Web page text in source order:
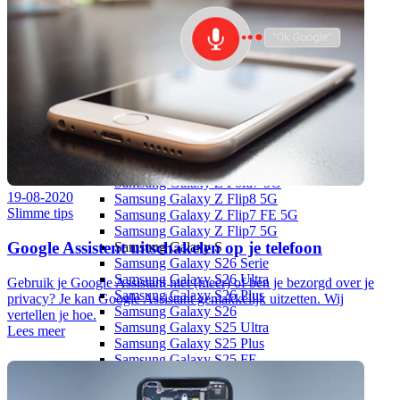
Apple iPhone 14
Apple iPhone 13
Apple iPhone 13
Apple iPhone 15 (Refurbished)
Apple iPhone 13 Pro (Refurbished)
Apple iPhone 13 (Refurbished)
Samsung
Samsung Galaxy Z
Samsung Galaxy Z Fold8 Ultra 5G
Samsung Galaxy Z Fold8 5G
Samsung Galaxy Z Fold7 5G
Samsung Galaxy Z Flip8 5G
Samsung Galaxy Z Flip7 FE 5G
Samsung Galaxy Z Flip7 5G
Samsung Galaxy S
Samsung Galaxy S26 Serie
Samsung Galaxy S26 Ultra
Samsung Galaxy S26 Plus
Samsung Galaxy S26
Samsung Galaxy S25 Ultra
Samsung Galaxy S25 Plus
Samsung Galaxy S25 FE
Samsung Galaxy S25 Edge
Samsung Galaxy S25
19-08-2020
Slimme tips
Google Assistent uitschakelen op je telefoon
Gebruik je Google Assistant niet (meer) of ben je bezorgd over je
privacy? Je kan Google Assistant gemakkelijk uitzetten. Wij
vertellen je hoe.
Lees meer